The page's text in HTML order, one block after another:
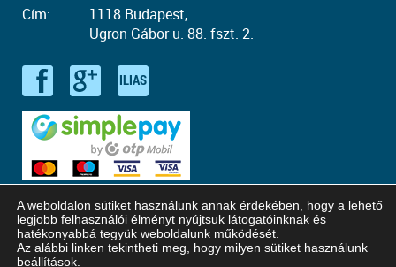
Cím:
1118 Budapest,
Ugron Gábor u. 88. fszt. 2.
© Copyright 2016 - 2026. Neteducatio. Minden jog fenntartva!
A weboldalon sütiket használunk annak érdekében, hogy a lehető
legjobb felhasználói élményt nyújtsuk látogatóinknak és
hatékonyabbá tegyük weboldalunk működését.
Az alábbi linken tekintheti meg, hogy milyen sütiket használunk
beállítások